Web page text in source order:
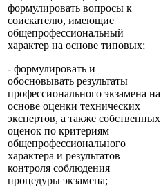
формулировать вопросы к
соискателю, имеющие
общепрофессиональный
характер на основе типовых;
- формулировать и
обосновывать результаты
профессионального экзамена на
основе оценки технических
экспертов, а также собственных
оценок по критериям
общепрофессионального
характера и результатов
контроля соблюдения
процедуры экзамена;